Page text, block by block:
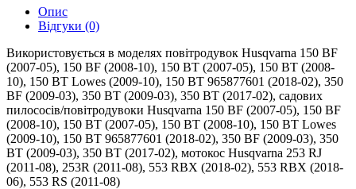
Опис
Відгуки (0)
Використовується в моделях повітродувок Husqvarna 150 BF
(2007-05), 150 BF (2008-10), 150 BT (2007-05), 150 BT (2008-
10), 150 BT Lowes (2009-10), 150 BT 965877601 (2018-02), 350
BF (2009-03), 350 BT (2009-03), 350 BT (2017-02), садових
пилососів/повітродувоки Husqvarna 150 BF (2007-05), 150 BF
(2008-10), 150 BT (2007-05), 150 BT (2008-10), 150 BT Lowes
(2009-10), 150 BT 965877601 (2018-02), 350 BF (2009-03), 350
BT (2009-03), 350 BT (2017-02), мотокос Husqvarna 253 RJ
(2011-08), 253R (2011-08), 553 RBX (2018-02), 553 RBX (2018-
06), 553 RS (2011-08)